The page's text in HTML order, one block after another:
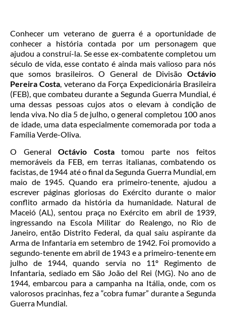
Conhecer um veterano de guerra é a oportunidade de
conhecer a história contada por um personagem que
ajudou a construí-la. Se esse ex-combatente completou um
século de vida, esse contato é ainda mais valioso para nós
que somos brasileiros. O General de Divisão Octávio
Pereira Costa, veterano da Força Expedicionária Brasileira
(FEB), que combateu durante a Segunda Guerra Mundial, é
uma dessas pessoas cujos atos o elevam à condição de
lenda viva. No dia 5 de julho, o general completou 100 anos
de idade, uma data especialmente comemorada por toda a
Família Verde-Oliva.
O GeneralOctávio Costatomou parte nos feitos
memoráveis da FEB, em terras italianas, combatendo os
facistas, de 1944 até o final da Segunda Guerra Mundial, em
maio de 1945. Quando era primeiro-tenente, ajudou a
escrever páginas gloriosas do Exército durante o maior
conflito armado da história da humanidade. Natural de
Maceió (AL), sentou praça no Exército em abril de 1939,
ingressando na Escola Militar do Realengo, no Rio de
Janeiro, então Distrito Federal, da qual saiu aspirante da
Arma de Infantaria em setembro de 1942. Foi promovido a
segundo-tenente em abril de 1943 e a primeiro-tenente em
julho de 1944, quando servia no 11º Regimento de
Infantaria, sediado em São João del Rei (MG). No ano de
1944, embarcou para a campanha na Itália, onde, com os
valorosos pracinhas, fez a “cobra fumar” durante a Segunda
Guerra Mundial.